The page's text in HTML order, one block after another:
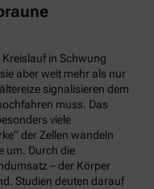
in Schwung
aber weit mehr als nur
signalisieren dem
muss. Das
viele
der Zellen wandeln
um. Durch die
– der Körper
Studien deuten darauf